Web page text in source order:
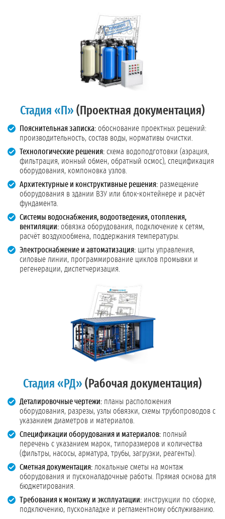
Стадия «П» (Проектная документация)
Пояснительная записка: обоснование проектных решений:
производительность, состав воды, нормативы очистки.
Технологические решения: схема водоподготовки (аэрация,
фильтрация, ионный обмен, обратный осмос), спецификация
оборудования, компоновка узлов.
Архитектурные и конструктивные решения: размещение
оборудования в здании ВЗУ или блок-контейнере и расчёт
фундамента.
Системы водоснабжения, водоотведения, отопления,
вентиляции: обвязка оборудования, подключение к сетям,
расчёт воздухообмена, поддержания температуры.
Электроснабжение и автоматизация: щиты управления,
силовые линии, программирование циклов промывки и
регенерации, диспетчеризация.
Стадия «РД» (Рабочая документация)
Деталировочные чертежи: планы расположения
оборудования, разрезы, узлы обвязки, схемы трубопроводов с
указанием диаметров и материалов.
Спецификации оборудования и материалов: полный
перечень с указанием марок, типоразмеров и количества
(фильтры, насосы, арматура, трубы, загрузки, реагенты).
Сметная документация: локальные сметы на монтаж
оборудования и пусконаладочные работы. Прямая основа для
бюджетирования.
Требования к монтажу и эксплуатации: инструкции по сборке,
подключению, пусконаладке и регламентному обслуживанию.